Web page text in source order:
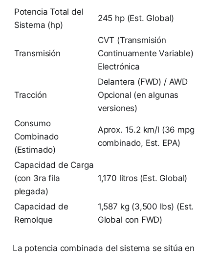
Potencia Total del
Sistema (hp)
245 hp (Est. Global)
Transmisión
CVT (Transmisión
Continuamente Variable)
Electrónica
Tracción
Delantera (FWD) / AWD
Opcional (en algunas
versiones)
Consumo
Combinado
(Estimado)
Aprox. 15.2 km/l (36 mpg
combinado, Est. EPA)
Capacidad de Carga
(con 3ra fila
plegada)
1,170 litros (Est. Global)
Capacidad de
Remolque
1,587 kg (3,500 lbs) (Est.
Global con FWD)
La potencia combinada del sistema se sitúa en